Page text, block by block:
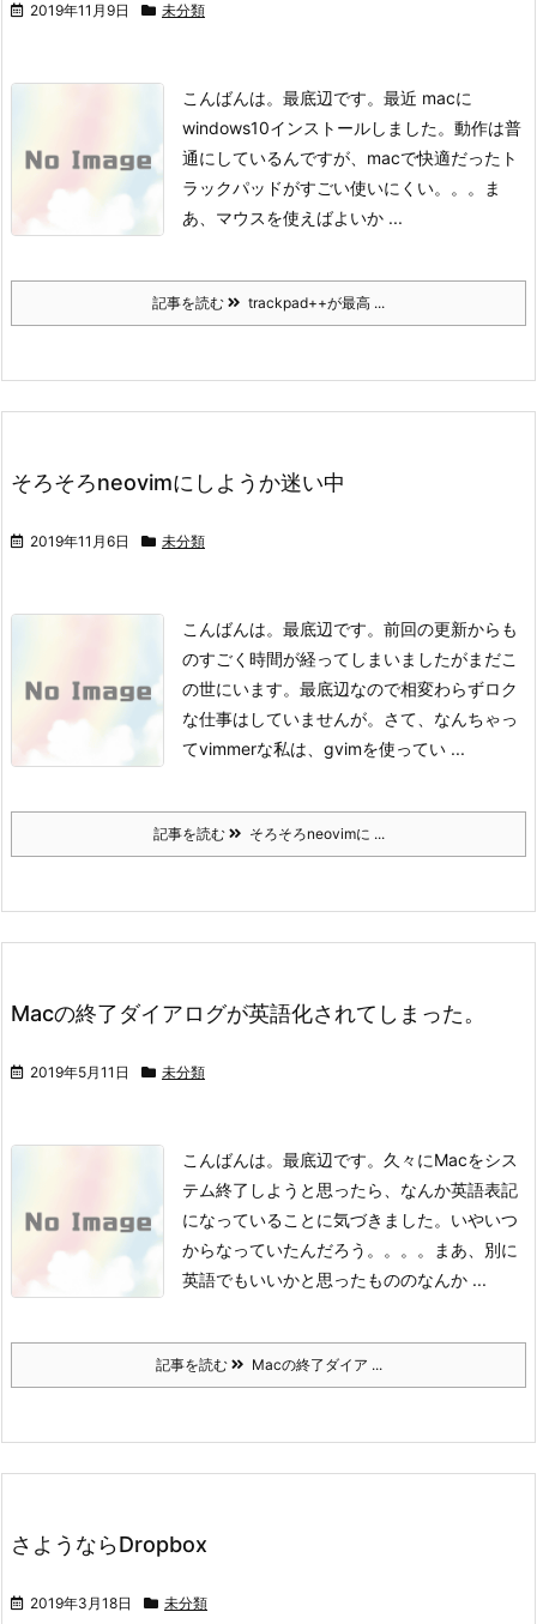
2019年11月9日 未分類
こんばんは。 最底辺です。 最近 macに
windows10インストールしました。 動作は普
通にしているんですが、macで快適だったト
ラックパッドがすごい使いにくい。。。
ま
あ、マウスを使えばよいか ...
記事を読む trackpad++が最高 ...
そろそろneovimにしようか迷い中
2019年11月6日 未分類
こんばんは。最底辺です。 前回の更新からも
のすごく時間が経ってしまいましたがまだこ
の世にいます。 最底辺なので相変わらずロク
な仕事はしていませんが。 さて、なんちゃっ
てvimmerな私は、gvimを使ってい ...
記事を読む そろそろneovimに ...
Macの終了ダイアログが英語化されてしまった。
2019年5月11日 未分類
こんばんは。 最底辺です。 久々にMacをシス
テム終了しようと思ったら、なんか英語表記
になっていることに気づきました。いやいつ
からなっていたんだろう。。。。
まあ、別に
英語でもいいかと思ったもののなんか ...
記事を読む Macの終了ダイア ...
さようならDropbox
2019年3月18日 未分類